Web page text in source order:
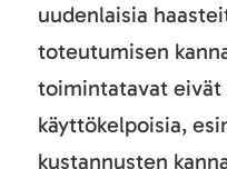
uudenlaisia
toteutumisen
toimintatavat eivät
käyttökelpoisia,
kustannusten